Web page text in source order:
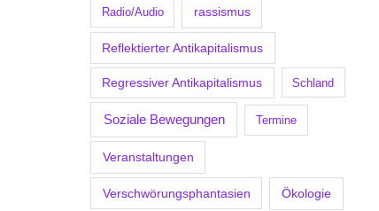
Radio/Audio rassismus
Reflektierter Antikapitalismus
Regressiver Antikapitalismus Schland
Soziale Bewegungen Termine
Veranstaltungen
Verschwörungsphantasien Ökologie